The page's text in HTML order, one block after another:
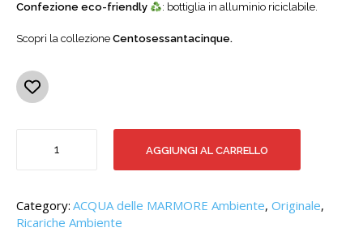
Confezione eco-friendly
: bottiglia in alluminio riciclabile.
Scopri la collezione Centosessantacinque.
AMBIENTE
150
quantità
AGGIUNGI AL CARRELLO
Category: ACQUA delle MARMORE Ambiente, Originale,
Ricariche Ambiente